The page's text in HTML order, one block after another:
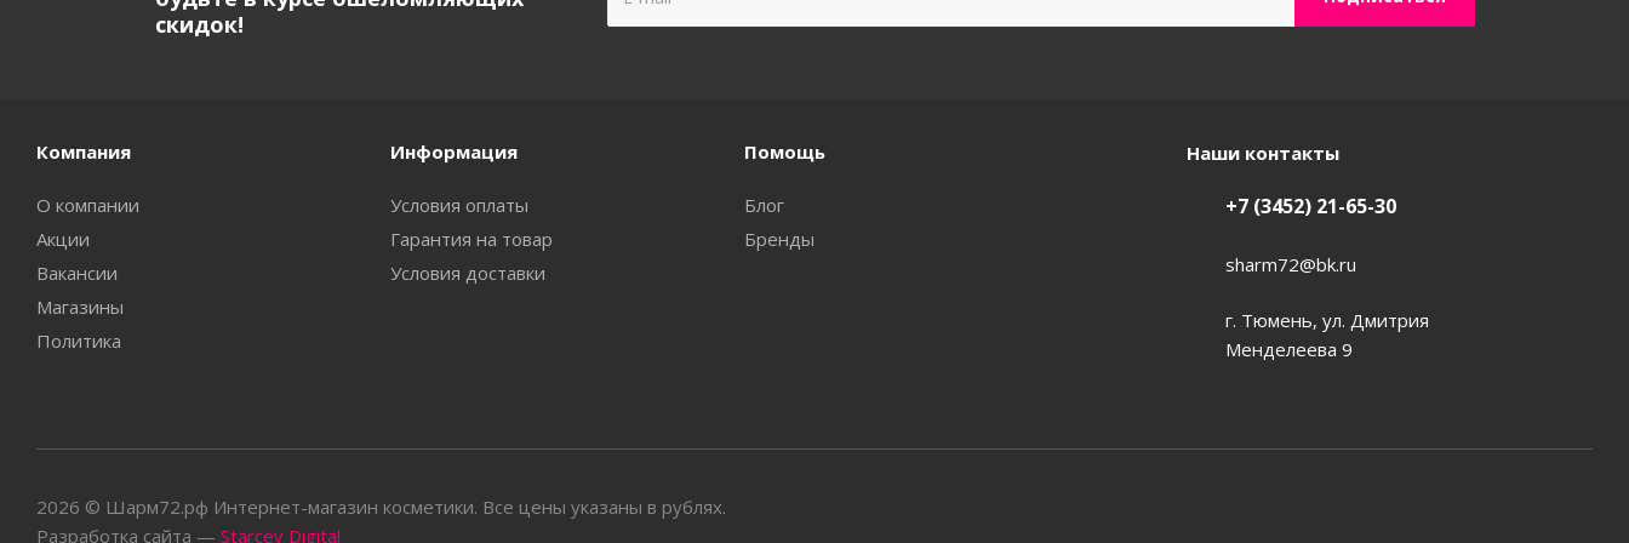
скидок!
Компания
О компании
Акции
Вакансии
Магазины
Политика
Информация
Условия оплаты
Гарантия на товар
Условия доставки
Помощь
Блог
Бренды
Наши контакты
+7 (3452) 21-65-30
sharm72@bk.ru
г. Тюмень, ул. Дмитрия
Менделеева 9
2026 © Шарм72.рф Интернет-магазин косметики. Все цены указаны в рублях.
Разработка сайта — Starcev Digital